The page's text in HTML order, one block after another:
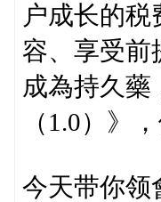
户成长的
容、享受前
成為持久
（1.0）》
今天带你领